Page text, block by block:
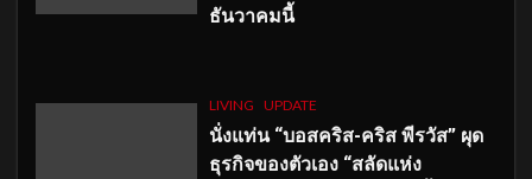
ธันวาคมนี้
LIVING UPDATE
นั่งแท่น “บอสคริส-คริส พีรวัส” ผุด
ธุรกิจของตัวเอง “สลัดแห่ง